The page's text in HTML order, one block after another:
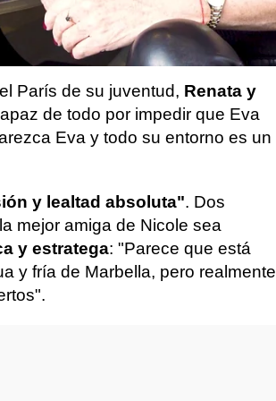
, es quien mejor representa
París de su juventud, Renata y
de todo por impedir que Eva
Eva y todo su entorno es un
y lealtad absoluta". Dos
mejor amiga de Nicole sea
y estratega: "Parece que está
y fría de Marbella, pero realmente